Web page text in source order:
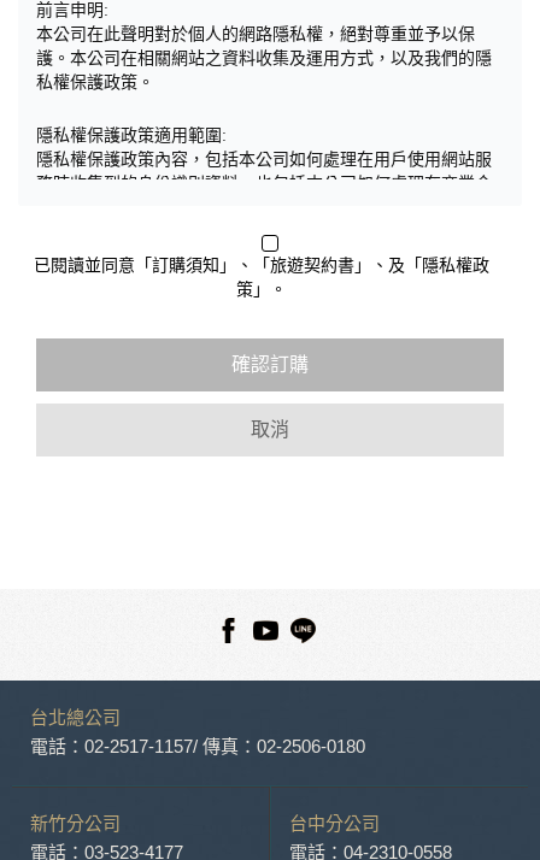
前言申明:
本公司在此聲明對於個人的網路隱私權，絕對尊重並予以保
護。本公司在相關網站之資料收集及運用方式，以及我們的隱
私權保護政策。
隱私權保護政策適用範圍:
隱私權保護政策內容，包括本公司如何處理在用戶使用網站服
務時收集到的身份識別資料，也包括本公司如何處理在商業合
不適用於本公司以外的公司或網站群，與非本站所僱用或管理
人員。例如您透過本公司旗下網站上的廣告廠商連結，這些置
放連結的廠商也可能蒐集您個人的資料。對於您主動提供的個
您個人在本網站上的聊天室或討論區中任意公開個人資料的行
為，在非經加密的保護下，亦不適用於本公司隱私權保護政
策。
資料的蒐集與使用方式:
錄等，做為我們增進網站服務的參考依據，此記錄為內部應
外，我們會視需要公佈統計數據及說明文字，但不涉及特定個
人之資料。
的個人資料揭露予第三人或使用於蒐集目的以外之其他用途。
在您於本網站註冊帳號、使用本網站相關產品、服務、活動或
贈獎時，本網站會收集您的個人識別資料，本網站也可以從商
已閱讀並同意「訂購須知」、「旅遊契約書」、及「隱私權政
策」。
確認訂購
取消
台北總公司
電話：02-2517-1157/ 傳真：02-2506-0180
新竹分公司
電話：03-523-4177
台中分公司
電話：04-2310-0558